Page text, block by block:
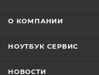
О КОМПАНИИ
НОУТБУК СЕРВИС
НОВОСТИ